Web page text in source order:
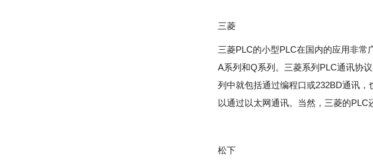
三菱
三菱PLC的小型PLC在国内的应用非常
A系列和Q系列。三菱系列PLC通讯协
列中就包括通过编程口或232BD通讯
以通过以太网通讯。当然，三菱的PLC
松下